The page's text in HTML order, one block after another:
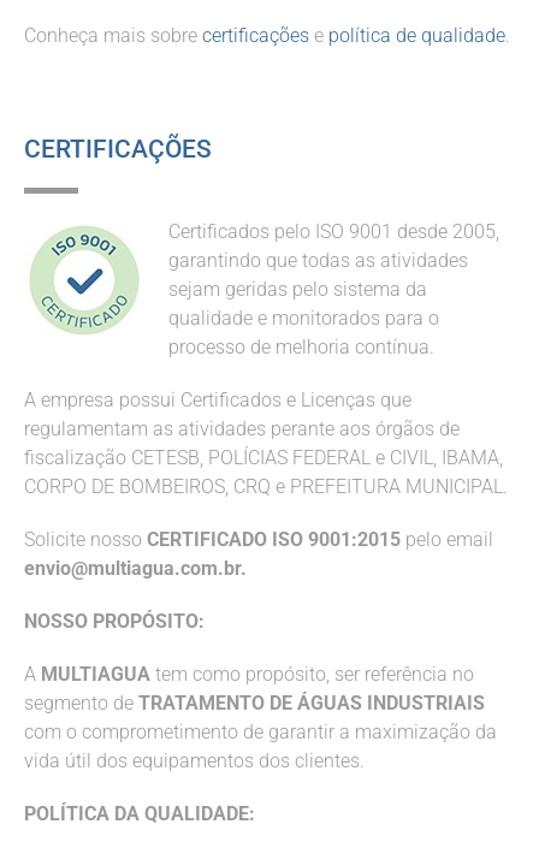
Conheça mais sobre certificações e política de qualidade.
CERTIFICAÇÕES
Certificados pelo ISO 9001 desde 2005,
garantindo que todas as atividades
sejam geridas pelo sistema da
qualidade e monitorados para o
processo de melhoria contínua.
A empresa possui Certificados e Licenças que
regulamentam as atividades perante aos órgãos de
fiscalização CETESB, POLÍCIAS FEDERAL e CIVIL, IBAMA,
CORPO DE BOMBEIROS, CRQ e PREFEITURA MUNICIPAL.
Solicite nosso CERTIFICADO ISO 9001:2015 pelo email
envio@multiagua.com.br.
NOSSO PROPÓSITO:
A MULTIAGUA tem como propósito, ser referência no
segmento de TRATAMENTO DE ÁGUAS INDUSTRIAIS
com o comprometimento de garantir a maximização da
vida útil dos equipamentos dos clientes.
POLÍTICA DA QUALIDADE: